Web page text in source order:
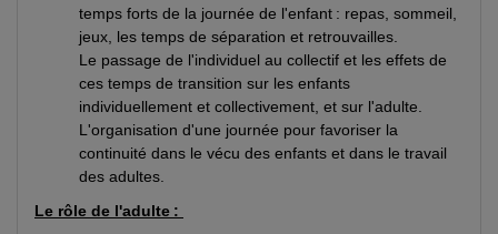
temps forts de la journée de l'enfant : repas, sommeil,
jeux, les temps de séparation et retrouvailles.
Le passage de l'individuel au collectif et les effets de
ces temps de transition sur les enfants
individuellement et collectivement, et sur l'adulte.
L'organisation d'une journée pour favoriser la
continuité dans le vécu des enfants et dans le travail
des adultes.
Le rôle de l'adulte :